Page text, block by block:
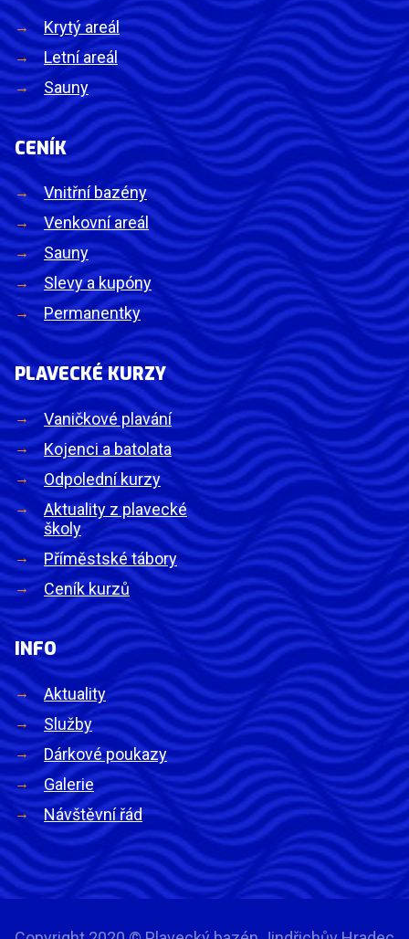
Krytý areál
Letní areál
Sauny
CENÍK
Vnitřní bazény
Venkovní areál
Sauny
Slevy a kupóny
Permanentky
PLAVECKÉ KURZY
Vaničkové plavání
Kojenci a batolata
Odpolední kurzy
Aktuality z plavecké
školy
Příměstské tábory
Ceník kurzů
INFO
Aktuality
Služby
Dárkové poukazy
Galerie
Návštěvní řád